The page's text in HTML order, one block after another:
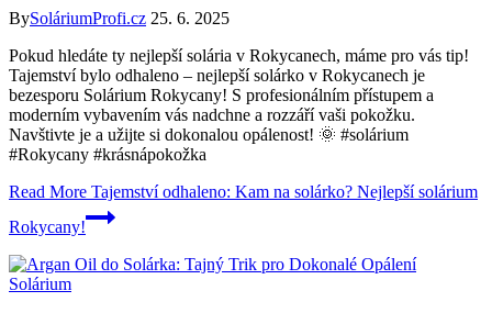
BySoláriumProfi.cz 25. 6. 2025
Pokud hledáte ty nejlepší solária v Rokycanech, máme pro vás tip!
Tajemství bylo odhaleno – nejlepší solárko v Rokycanech je
bezesporu Solárium Rokycany! S profesionálním přístupem a
moderním vybavením vás nadchne a rozzáří vaši pokožku.
Navštivte je a užijte si dokonalou opálenost! 🌞 #solárium
#Rokycany #krásnápokožka
Read More Tajemství odhaleno: Kam na solárko? Nejlepší solárium
Rokycany!
Solárium